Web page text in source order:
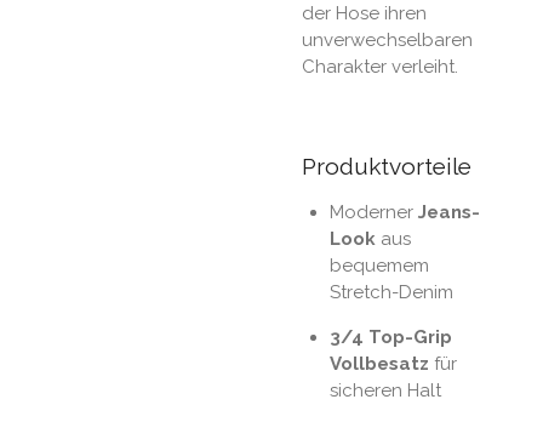
der Hose ihren
unverwechselbaren
Charakter verleiht.
Produktvorteile
Moderner Jeans-
Lookaus
bequemem
Stretch-Denim
3/4 Top-Grip
Vollbesatz für
sicheren Halt